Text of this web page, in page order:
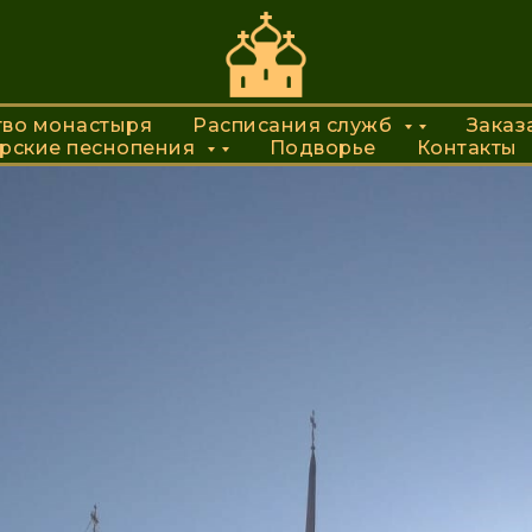
монастыря Расписания служб
песнопения
Подворье Контакты
престольный праздник
монастыря Расписания служб
песнопения
Подворье Контакты